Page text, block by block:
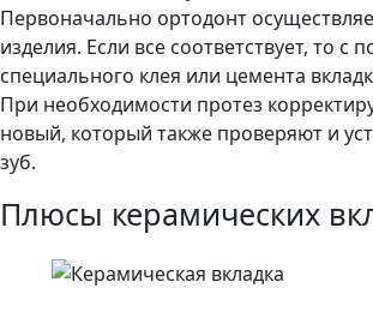
Первоначально ортодонт
изделия. Если все соответствует, то
специального клея или цемента
При необходимости протез
новый, который также проверяют и
зуб.
Плюсы керамических